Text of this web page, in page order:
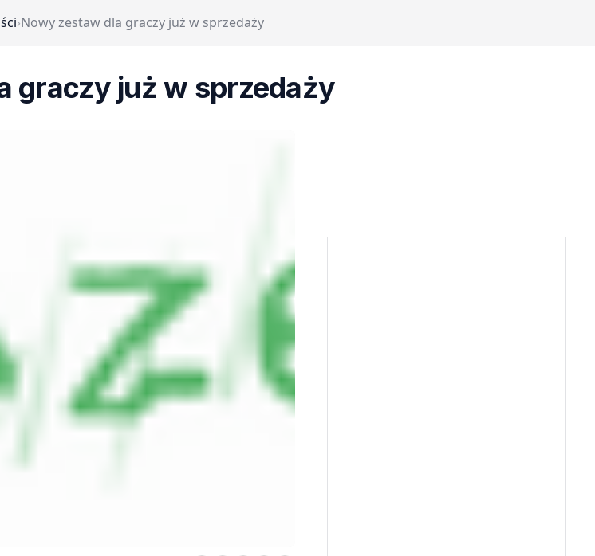
›Nowy zestaw dla graczy już w sprzedaży
graczy już w sprzedaży